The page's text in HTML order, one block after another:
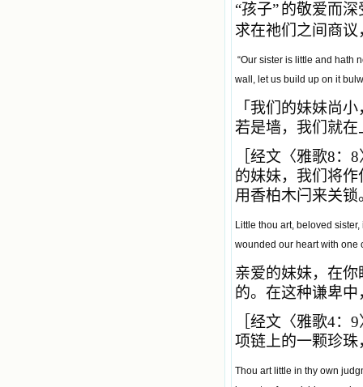
“孩子”的敬爱而
求在祂们之间商
“Our sister is little and hath
wall, let us build up on it
「我们的妹妹尚
若是墙，我们就在
［经文〈雅歌8
的妹妹，我们将
用香柏木闩来关
Little thou art, beloved
wounded our heart with one
亲爱的妹妹，在
的。在这种谦卑
［经文〈雅歌4
项链上的一颗珍
Thou art little in thy own